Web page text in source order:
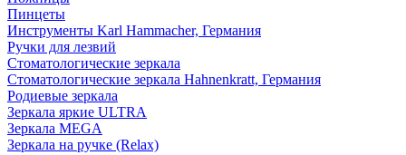
Пинцеты
Инструменты Karl Hammacher, Германия
Ручки для лезвий
Стоматологические зеркала
Стоматологические зеркала Hahnenkratt, Германия
Родиевые зеркала
Зеркала яркие ULTRA
Зеркала MEGA
Зеркала на ручке (Relax)